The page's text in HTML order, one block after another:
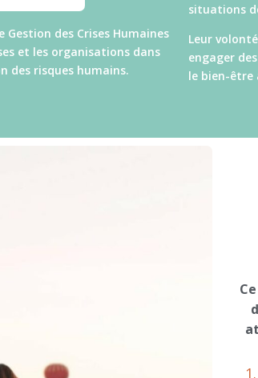
des Crises Humaines
et les organisations dans
des risques humains.
situations
Leur
engager
le bien-être